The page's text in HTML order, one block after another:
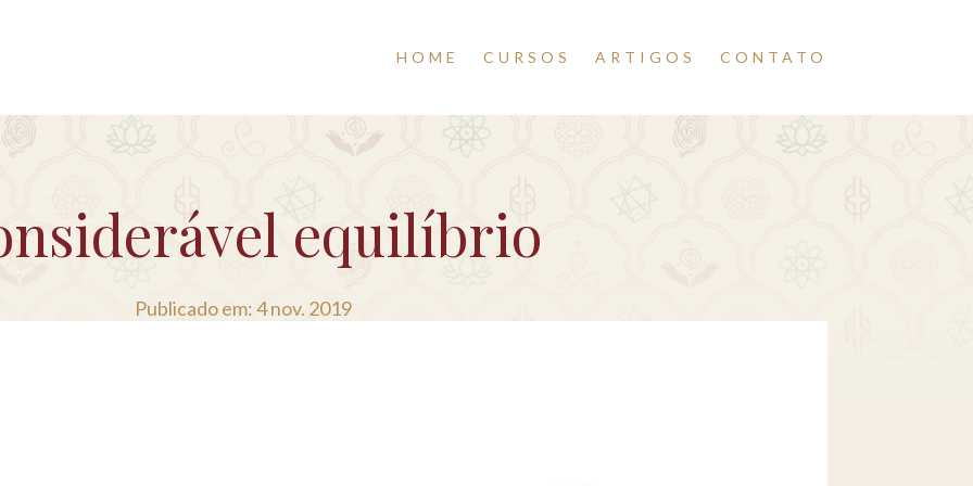
HOME CURSOS ARTIGOS CONTATO
equilíbrio
Publicado em: 4 nov. 2019